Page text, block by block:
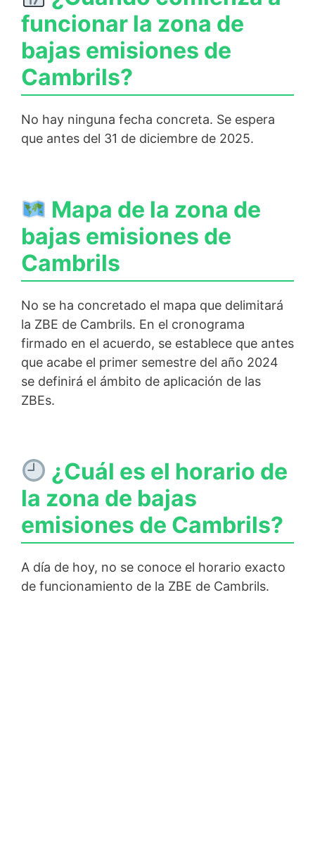
funcionar la zona de
bajas emisiones de
Cambrils?
No hay ninguna fecha concreta. Se espera
que antes del 31 de diciembre de 2025.
Mapa de la zona de
bajas emisiones de
Cambrils
No se ha concretado el mapa que delimitará
la ZBE de Cambrils. En el cronograma
firmado en el acuerdo, se establece que antes
que acabe el primer semestre del año 2024
se definirá el ámbito de aplicación de las
ZBEs.
¿Cuál es el horario de
la zona de bajas
emisiones de Cambrils?
A día de hoy, no se conoce el horario exacto
de funcionamiento de la ZBE de Cambrils.